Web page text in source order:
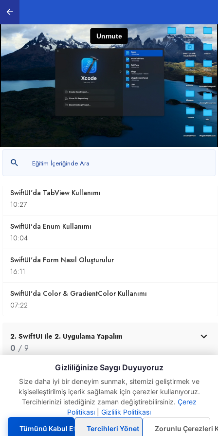
1. SwiftUI'in Temelleri
/ 7
Xcode Nedir? ve SwitfUI'a Giriş Yapmak
10:23
SwiftUI'da ZStack / VStack / HStack Kullanımı
SwiftUI' da List ve ForEach Kullanımı
SwiftUI'da TabView Kullanımı
10:27
SwiftUI'da Enum Kullanımı
10:04
SwiftUI'da Form Nasıl Oluşturulur
16:11
SwiftUI'da Color & GradientColor Kullanımı
07:22
2. SwiftUI ile 2. Uygulama Yapalım
0 / 9
3. SwiftUI ile Yeni Uygulama Yapalım
/ 6
4. SwiftUI MapKit Kullanımı
ForEach Kullanımı
Gizliliğinize Saygı Duyuyoruz
Size daha iyi bir deneyim sunmak, sitemizi geliştirmek ve
kişiselleştirilmiş içerik sağlamak için çerezler kullanıyoruz.
Tercihlerinizi istediğiniz zaman değiştirebilirsiniz. Çerez
Politikası
Gizlilik Politikası
Tümünü Kabul Et
Tercihleri Yönet Zorunlu Çerezleri